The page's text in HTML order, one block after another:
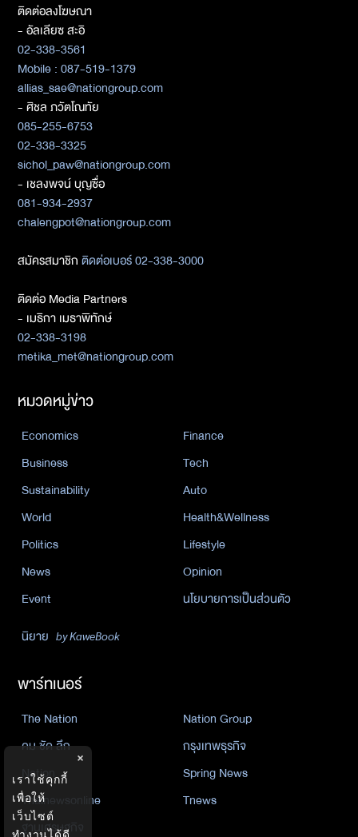
ติดต่อลงโฆษณา
- อัลเลียซ สะอิ
02-338-3561
Mobile : 087-519-1379
allias_sae@nationgroup.com
- ศิชล ภวัตโณทัย
085-255-6753
02-338-3325
sichol_paw@nationgroup.com
- เชลงพจน์ บุญซื่อ
081-934-2937
chalengpot@nationgroup.com
สมัครสมาชิกติดต่อเบอร์ 02-338-3000
ติดต่อ Media Partners
- เมธิกา เมธาพิทักษ์
02-338-3198
metika_met@nationgroup.com
หมวดหมู่ข่าว
Economics
Finance
Business
Tech
Sustainability
Auto
World
Health&Wellness
Politics
Lifestyle
News
Opinion
Event
นโยบายการเป็นส่วนตัว
นิยาย by KaweBook
พาร์ทเนอร์
The Nation
Nation Group
คม ชัด ลึก
กรุงเทพธุรกิจ
Nation
Spring News
Thainewsonline
Tnews
ฐานเศรษฐกิจ
×
เราใช้คุกกี้
เพื่อให้
เว็บไซต์